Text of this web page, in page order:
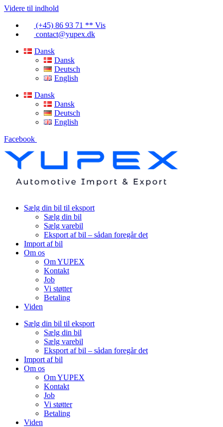
Videre til indhold
(+45) 86 93 71 ** Vis
contact@yupex.dk
Dansk
Dansk
Deutsch
English
Dansk
Dansk
Deutsch
English
Facebook
Sælg din bil til eksport
Sælg din bil
Sælg varebil
Eksport af bil – sådan foregår det
Import af bil
Om os
Om YUPEX
Kontakt
Job
Vi støtter
Betaling
Viden
Sælg din bil til eksport
Sælg din bil
Sælg varebil
Eksport af bil – sådan foregår det
Import af bil
Om os
Om YUPEX
Kontakt
Job
Vi støtter
Betaling
Viden